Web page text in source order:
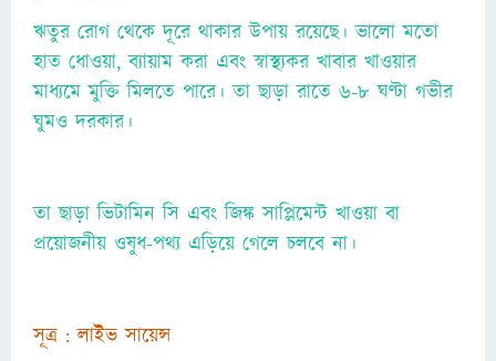
ঋতুর রোগ থেকে দূরে থাকার উপায় রয়েছে। ভালো মতো
হাত ধোওয়া, ব্যায়াম করা এবং স্বাস্থ্যকর খাবার খাওয়ার
মাধ্যমে মুক্তি মিলতে পারে। তা ছাড়া রাতে ৬-৮ ঘণ্টা গভীর
ঘুমও দরকার।
তা ছাড়া ভিটামিন সি এবং জিঙ্ক সাপ্লিমেন্ট খাওয়া বা
প্রয়োজনীয় ওষুধ-পথ্য এড়িয়ে গেলে চলবে না।
সূত্র : লাইভ সায়েন্স